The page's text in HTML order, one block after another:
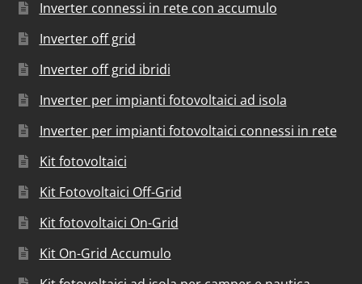
Inverter connessi in rete con accumulo
Inverter off grid
Inverter off grid ibridi
Inverter per impianti fotovoltaici ad isola
Inverter per impianti fotovoltaici connessi in rete
Kit fotovoltaici
Kit Fotovoltaici Off-Grid
Kit fotovoltaici On-Grid
Kit On-Grid Accumulo